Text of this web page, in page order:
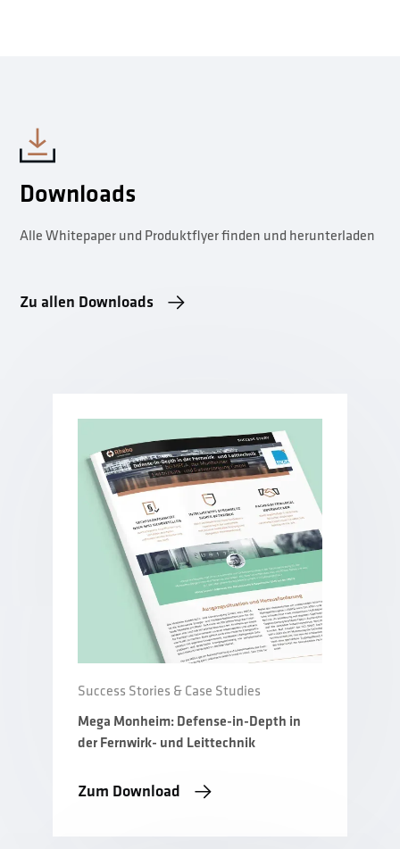
Downloads
Alle Whitepaper und Produktflyer finden und herunterladen
Zu allen Downloads
Success Stories & Case Studies
Mega Monheim: Defense-in-Depth in
der Fernwirk- und Leittechnik
Zum Download